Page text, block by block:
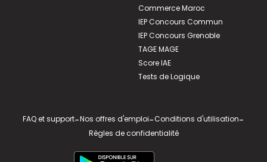
Commerce Maroc
IEP Concours Commun
IEP Concours Grenoble
TAGE MAGE
Score IAE
Tests de Logique
FAQ et support-Nos offres d'emploi-Conditions d'utilisation-
Règles de confidentialité